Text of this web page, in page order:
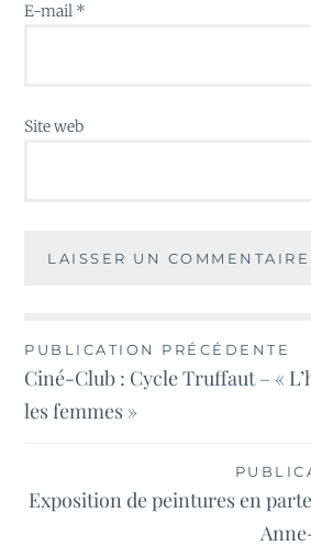
E-mail *
Site web
Navigation
de
PUBLICATION PRÉCÉDENTE
Ciné-Club : Cycle Truffaut – «
les femmes »
Exposition de peintures en